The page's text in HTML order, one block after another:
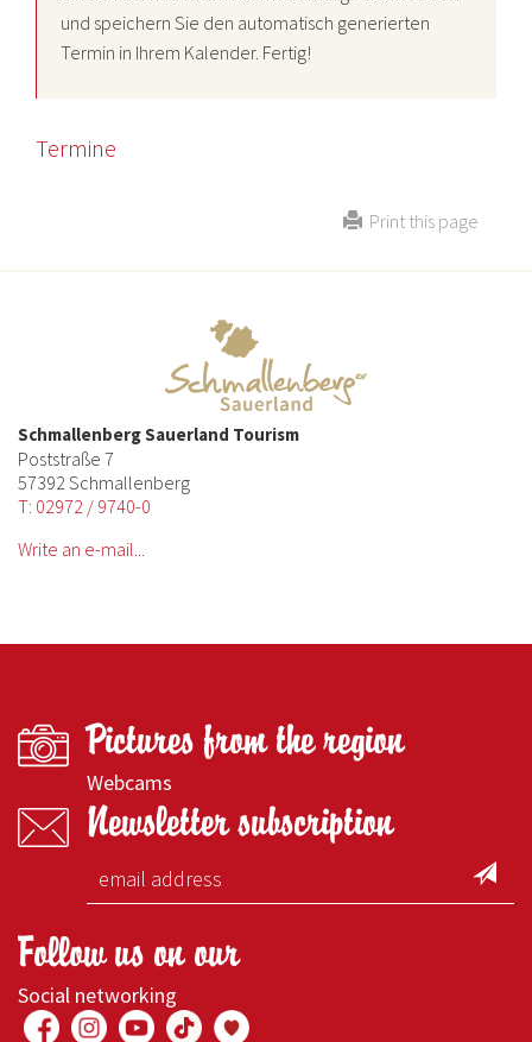
und speichern Sie den automatisch generierten
Termin in Ihrem Kalender. Fertig!
Termine
Print this page
Schmallenberg Sauerland Tourism
Poststraße 7
57392 Schmallenberg
T: 02972 / 9740-0
Write an e-mail...
Pictures from the region
Webcams
Newsletter subscription
Follow us on our
Social networking